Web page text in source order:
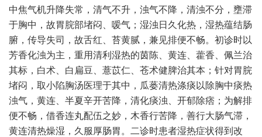
中焦气机升降失常，清气不升，浊气不降，清浊不分，壅滞
于胸中，故胃脘部堵闷、嗳气；湿浊日久化热，湿热蕴结肠
腑，传导失司，故舌红、苔黄腻，兼见排便不畅。初诊时以
芳香化浊为主，重用清利湿热的茵陈、黄连、藿香、佩兰治
其标，白术、白扁豆、薏苡仁、苍术健脾治其本；针对胃脘
堵闷，取小陷胸汤医理于其中，瓜蒌清热涤痰以除胸中痰热
浊气，黄连、半夏辛开苦降，清化痰浊、开郁除痞；为解排
便不畅，借香连丸配伍之妙，木香行苦降，善行大肠气滞，
黄连清热燥湿，久服厚肠胃。二诊时患者湿热症状得到改